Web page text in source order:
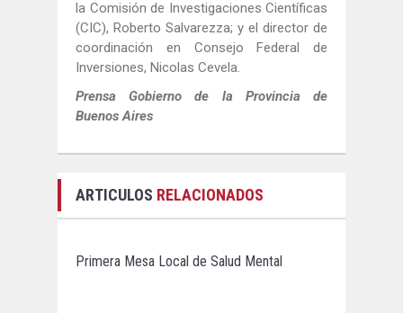
la Comisión de Investigaciones Científicas
(CIC), Roberto Salvarezza; y el director de
coordinación en Consejo Federal de
Inversiones, Nicolas Cevela.
Prensa Gobierno de la Provincia de
Buenos Aires
ARTICULOS RELACIONADOS
Primera Mesa Local de Salud Mental